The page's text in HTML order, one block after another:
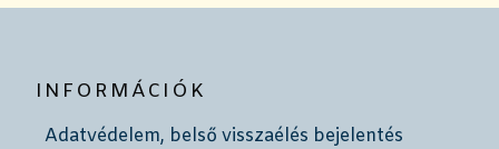
INFORMÁCIÓK
Adatvédelem, belső visszaélés bejelentés